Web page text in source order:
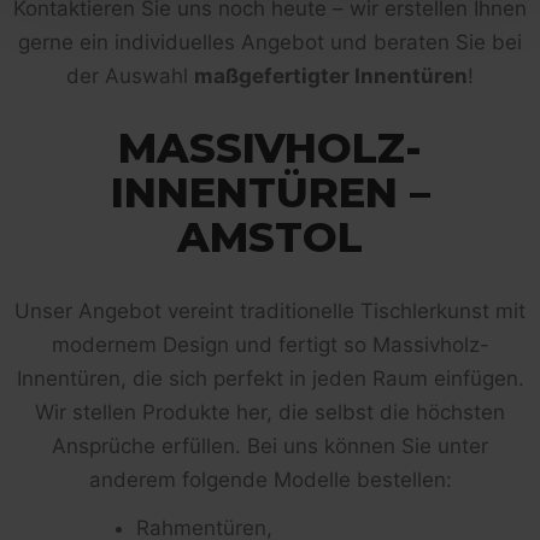
Kontaktieren Sie uns noch heute – wir erstellen Ihnen
gerne ein individuelles Angebot und beraten Sie bei
der Auswahl maßgefertigter Innentüren !
MASSIVHOLZ-
INNENTÜREN –
AMSTOL
Unser Angebot vereint traditionelle Tischlerkunst mit
modernem Design und fertigt so Massivholz-
Innentüren, die sich perfekt in jeden Raum einfügen.
Wir stellen Produkte her, die selbst die höchsten
Ansprüche erfüllen. Bei uns können Sie unter
anderem folgende Modelle bestellen:
Rahmentüren,